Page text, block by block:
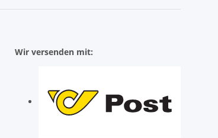
Wir versenden mit: